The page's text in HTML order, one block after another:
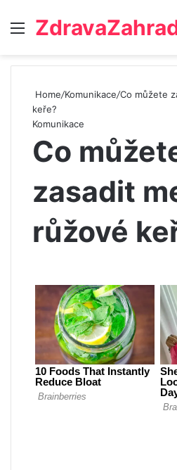
Menu
Home/Komunikace/Co můžete
keře?
Komunikace
Co
zasadit
růžové